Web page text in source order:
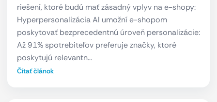
riešení, ktoré budú mať zásadný vplyv na e-shopy:
Hyperpersonalizácia AI umožní e-shopom
poskytovať bezprecedentnú úroveň personalizácie:
Až 91% spotrebiteľov preferuje značky, ktoré
poskytujú relevantn…
Čítať článok